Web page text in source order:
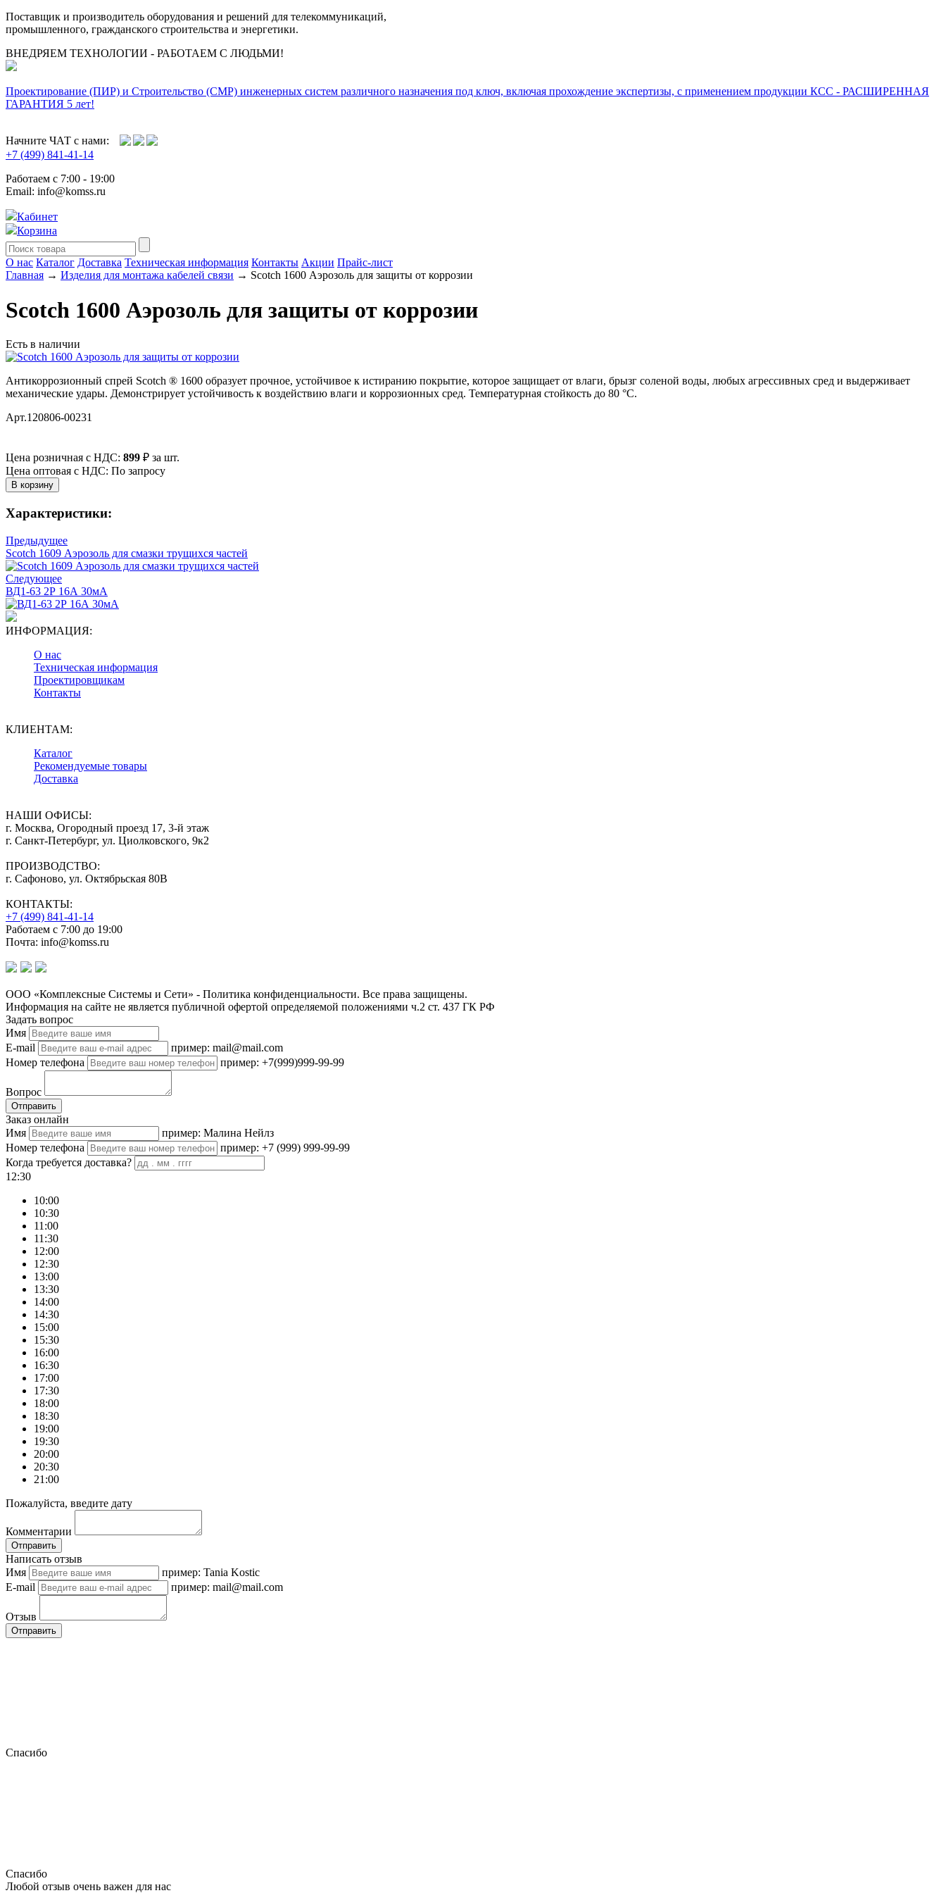
Поставщик и производитель оборудования и решений для телекоммуникаций,
промышленного, гражданского строительства и энергетики.
ВНЕДРЯЕМ ТЕХНОЛОГИИ - РАБОТАЕМ С ЛЮДЬМИ!
Проектирование (ПИР) и Cтроительство (СМР) инженерных систем различного назначения под ключ, включая прохождение экспертизы, с применением продукции КСС - РАСШИРЕННАЯ
ГАРАНТИЯ 5 лет!
Начните ЧАТ с нами:
+7 (499) 841-41-14
Работаем с 7:00 - 19:00
Email: info@komss.ru
Кабинет
Корзина
О нас Каталог Доставка Техническая информация Контакты Акции Прайс-лист
Главная → Изделия для монтажа кабелей связи → Scotch 1600 Аэрозоль для защиты от коррозии
Scotch 1600 Аэрозоль для защиты от коррозии
Есть в наличии
Антикоррозионный спрей Scotch ® 1600 образует прочное, устойчивое к истиранию покрытие, которое защищает от влаги, брызг соленой воды, любых агрессивных сред и выдерживает
механические удары. Демонстрирует устойчивость к воздействию влаги и коррозионных сред. Температурная стойкость до 80 °С.
Арт.120806-00231
Цена розничная с НДС: 899 ₽ за шт.
Цена оптовая с НДС: По запросу
Характеристики:
Предыдущее
Scotch 1609 Аэрозоль для смазки трущихся частей
Следующее
ВД1-63 2Р 16А 30мА
ИНФОРМАЦИЯ:
О нас
Техническая информация
Проектировщикам
Контакты
КЛИЕНТАМ:
Каталог
Рекомендуемые товары
Доставка
НАШИ ОФИСЫ:
г. Москва, Огородный проезд 17, 3-й этаж
г. Санкт-Петербург, ул. Циолковского, 9к2
ПРОИЗВОДСТВО:
г. Сафоново, ул. Октябрьская 80В
КОНТАКТЫ:
+7 (499) 841-41-14
Работаем с 7:00 до 19:00
Почта: info@komss.ru
ООО «Комплексные Системы и Сети» - Политика конфиденциальности. Все права защищены.
Информация на сайте не является публичной офертой определяемой положениями ч.2 ст. 437 ГК РФ
Задать вопрос
Имя
E-mail
пример: mail@mail.com
Номер телефона
пример: +7(999)999-99-99
Вопрос
Отправить
Заказ онлайн
Имя
пример: Малина Нейлз
Номер телефона
пример: +7 (999) 999-99-99
Когда требуется доставка?
12:30
10:00
10:30
11:00
11:30
12:00
12:30
13:00
13:30
14:00
14:30
15:00
15:30
16:00
16:30
17:00
17:30
18:00
18:30
19:00
19:30
20:00
20:30
21:00
Пожалуйста, введите дату
Комментарии
Отправить
Написать отзыв
Имя
пример: Tania Kostic
E-mail
пример: mail@mail.com
Отзыв
Отправить
Спасибо
Спасибо
Любой отзыв очень важен для нас